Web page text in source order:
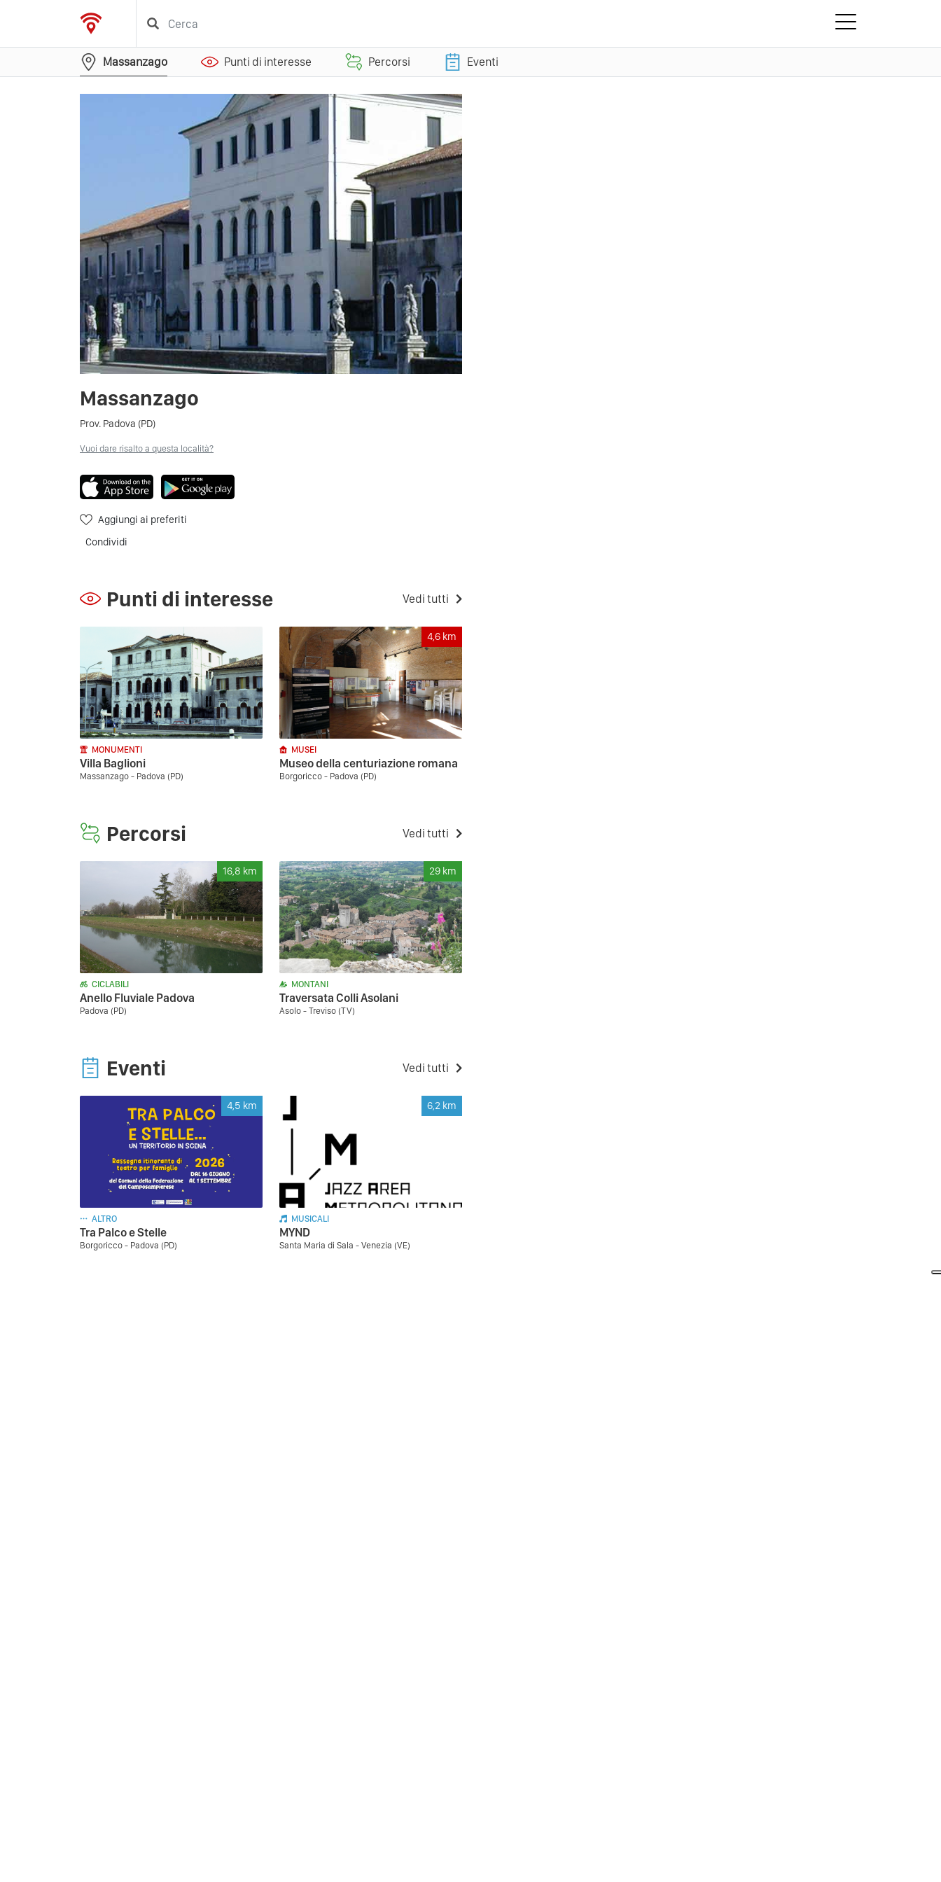
Massanzago Punti di interesse Percorsi Eventi
Massanzago
Prov. Padova (PD)
Vuoi dare risalto a questa località?
Aggiungi ai preferiti
Condividi
Punti di interesse Vedi tutti
MONUMENTI
Villa Baglioni
Massanzago - Padova (PD)
4,6 km
MUSEI
Museo della centuriazione romana
Borgoricco - Padova (PD)
Percorsi Vedi tutti
16,8 km
CICLABILI
Anello Fluviale Padova
Padova (PD)
29 km
MONTANI
Traversata Colli Asolani
Asolo - Treviso (TV)
Eventi Vedi tutti
4,5 km
ALTRO
Tra Palco e Stelle
Borgoricco - Padova (PD)
6,2 km
MUSICALI
MYND
Santa Maria di Sala - Venezia (VE)